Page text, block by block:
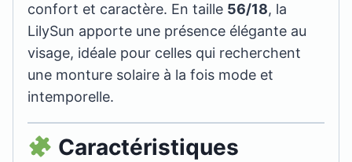
confort et caractère. En taille 56/18, la
LilySun apporte une présence élégante au
visage, idéale pour celles qui recherchent
une monture solaire à la fois mode et
intemporelle.
Caractéristiques